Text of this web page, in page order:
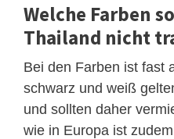
Welche Farben
Thailand nicht
Bei den Farben ist fast
schwarz und weiß
und sollten daher
wie in Europa ist